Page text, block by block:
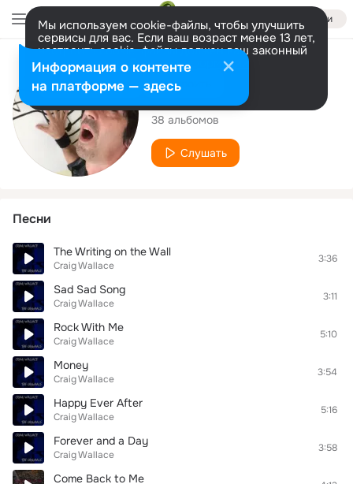
Войти
Мы используем cookie-файлы, чтобы улучшить
сервисы для вас. Если ваш возраст менее 13 лет,
настроить cookie-файлы должен ваш законный
представитель. Больше информации
Разрешить все Настроить
Исполнитель
Craig Wallace
38 альбомов
Слушать
Песни
The Writing on the Wall
Craig Wallace
3:36
Sad Sad Song
Craig Wallace
3:11
Rock With Me
Craig Wallace
5:10
Money
Craig Wallace
3:54
Happy Ever After
Craig Wallace
5:16
Forever and a Day
Craig Wallace
3:58
Come Back to Me
Информация о контенте
на платформе — здесь